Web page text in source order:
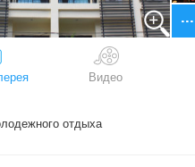
Пляж Сурин
Пляж Три Транг
Видео
отдыха